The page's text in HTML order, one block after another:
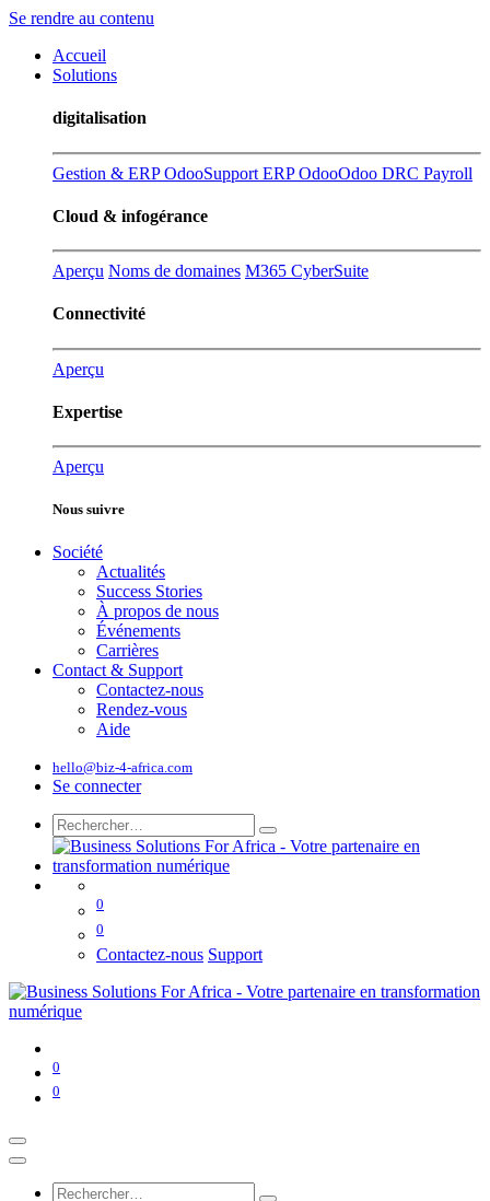
Se rendre au contenu
Accueil
Solutions
digitalisation
Gestion & ERP OdooSupport ERP OdooOdoo DRC Payroll
Cloud & infogérance
Aperçu Noms de domaines M365 CyberSuite
Connectivité
Aperçu
Expertise
Aperçu
Nous suivre
Société
Actualités
Success Stories
À propos de nous
Événements
Carrières
Contact & Support
Contactez-nous
Rendez-vous
Aide
hello@biz-4-africa.com
Se connecter
0
0
Contactez-nous Support
0
0